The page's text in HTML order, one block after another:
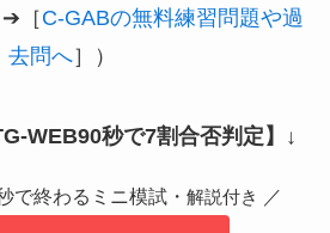
➔［C-GABの無料練習問題や過
去問へ］）
WEB90秒で7割合否判定】 ↓
で終わるミニ模試・ 解説付き ／